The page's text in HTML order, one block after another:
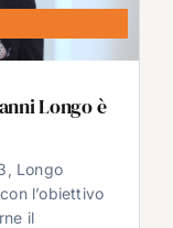
Longo è
Longo
l’obiettivo
il